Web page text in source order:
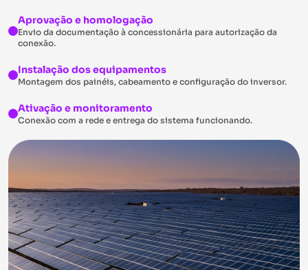
Aprovação e homologação
Envio da documentação à concessionária para autorização da
conexão.
Instalação dos equipamentos
Montagem dos painéis, cabeamento e configuração do inversor.
Ativação e monitoramento
Conexão com a rede e entrega do sistema funcionando.